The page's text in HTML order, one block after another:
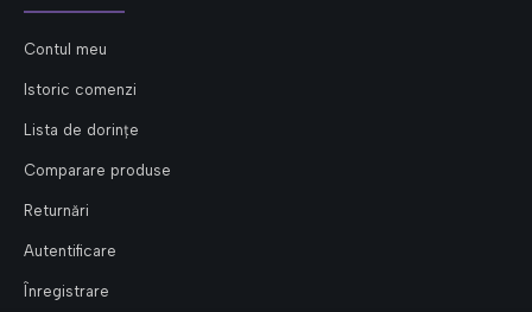
Contul meu
Istoric comenzi
Lista de dorințe
Comparare produse
Returnări
Autentificare
Înregistrare